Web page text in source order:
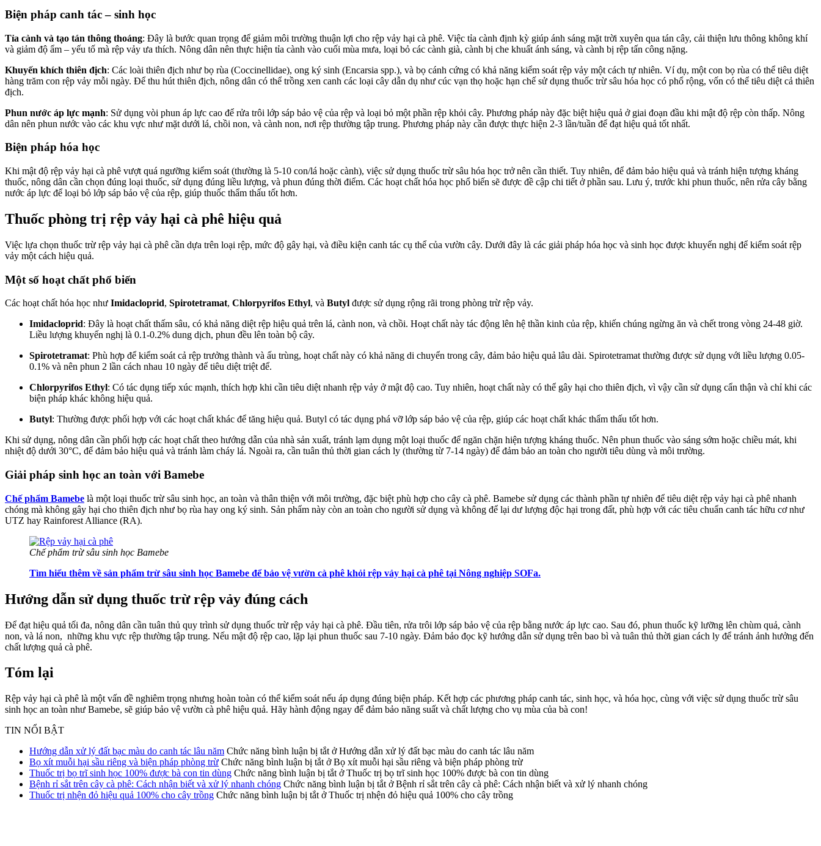
Biện pháp canh tác – sinh học
Tỉa cành và tạo tán thông thoáng: Đây là bước quan trọng để giảm môi trường thuận lợi cho rệp vảy hại cà phê. Việc tỉa cành định kỳ giúp ánh sáng mặt trời xuyên qua tán cây, cải thiện lưu thông không khí
và giảm độ ẩm – yếu tố mà rệp vảy ưa thích. Nông dân nên thực hiện tỉa cành vào cuối mùa mưa, loại bỏ các cành già, cành bị che khuất ánh sáng, và cành bị rệp tấn công nặng.
Khuyến khích thiên địch: Các loài thiên địch như bọ rùa (Coccinellidae), ong ký sinh (Encarsia spp.), và bọ cánh cứng có khả năng kiểm soát rệp vảy một cách tự nhiên. Ví dụ, một con bọ rùa có thể tiêu diệt
hàng trăm con rệp vảy mỗi ngày. Để thu hút thiên địch, nông dân có thể trồng xen canh các loại cây dẫn dụ như cúc vạn thọ hoặc hạn chế sử dụng thuốc trừ sâu hóa học có phổ rộng, vốn có thể tiêu diệt cả thiên
địch.
Phun nước áp lực mạnh: Sử dụng vòi phun áp lực cao để rửa trôi lớp sáp bảo vệ của rệp và loại bỏ một phần rệp khỏi cây. Phương pháp này đặc biệt hiệu quả ở giai đoạn đầu khi mật độ rệp còn thấp. Nông
dân nên phun nước vào các khu vực như mặt dưới lá, chồi non, và cành non, nơi rệp thường tập trung. Phương pháp này cần được thực hiện 2-3 lần/tuần để đạt hiệu quả tốt nhất.
Biện pháp hóa học
Khi mật độ rệp vảy hại cà phê vượt quá ngưỡng kiểm soát (thường là 5-10 con/lá hoặc cành), việc sử dụng thuốc trừ sâu hóa học trở nên cần thiết. Tuy nhiên, để đảm bảo hiệu quả và tránh hiện tượng kháng
thuốc, nông dân cần chọn đúng loại thuốc, sử dụng đúng liều lượng, và phun đúng thời điểm. Các hoạt chất hóa học phổ biến sẽ được đề cập chi tiết ở phần sau. Lưu ý, trước khi phun thuốc, nên rửa cây bằng
nước áp lực để loại bỏ lớp sáp bảo vệ của rệp, giúp thuốc thẩm thấu tốt hơn.
Thuốc phòng trị rệp vảy hại cà phê hiệu quả
Việc lựa chọn thuốc trừ rệp vảy hại cà phê cần dựa trên loại rệp, mức độ gây hại, và điều kiện canh tác cụ thể của vườn cây. Dưới đây là các giải pháp hóa học và sinh học được khuyến nghị để kiểm soát rệp
vảy một cách hiệu quả.
Một số hoạt chất phổ biến
Các hoạt chất hóa học như Imidacloprid, Spirotetramat, Chlorpyrifos Ethyl, và Butyl được sử dụng rộng rãi trong phòng trừ rệp vảy.
Imidacloprid: Đây là hoạt chất thấm sâu, có khả năng diệt rệp hiệu quả trên lá, cành non, và chồi. Hoạt chất này tác động lên hệ thần kinh của rệp, khiến chúng ngừng ăn và chết trong vòng 24-48 giờ.
Liều lượng khuyến nghị là 0.1-0.2% dung dịch, phun đều lên toàn bộ cây.
Spirotetramat: Phù hợp để kiểm soát cả rệp trưởng thành và ấu trùng, hoạt chất này có khả năng di chuyển trong cây, đảm bảo hiệu quả lâu dài. Spirotetramat thường được sử dụng với liều lượng 0.05-
0.1% và nên phun 2 lần cách nhau 10 ngày để tiêu diệt triệt để.
Chlorpyrifos Ethyl: Có tác dụng tiếp xúc mạnh, thích hợp khi cần tiêu diệt nhanh rệp vảy ở mật độ cao. Tuy nhiên, hoạt chất này có thể gây hại cho thiên địch, vì vậy cần sử dụng cẩn thận và chỉ khi các
biện pháp khác không hiệu quả.
Butyl: Thường được phối hợp với các hoạt chất khác để tăng hiệu quả. Butyl có tác dụng phá vỡ lớp sáp bảo vệ của rệp, giúp các hoạt chất khác thẩm thấu tốt hơn.
Khi sử dụng, nông dân cần phối hợp các hoạt chất theo hướng dẫn của nhà sản xuất, tránh lạm dụng một loại thuốc để ngăn chặn hiện tượng kháng thuốc. Nên phun thuốc vào sáng sớm hoặc chiều mát, khi
nhiệt độ dưới 30°C, để đảm bảo hiệu quả và tránh làm cháy lá. Ngoài ra, cần tuân thủ thời gian cách ly (thường từ 7-14 ngày) để đảm bảo an toàn cho người tiêu dùng và môi trường.
Giải pháp sinh học an toàn với Bamebe
Chế phẩm Bamebe là một loại thuốc trừ sâu sinh học, an toàn và thân thiện với môi trường, đặc biệt phù hợp cho cây cà phê. Bamebe sử dụng các thành phần tự nhiên để tiêu diệt rệp vảy hại cà phê nhanh
chóng mà không gây hại cho thiên địch như bọ rùa hay ong ký sinh. Sản phẩm này còn an toàn cho người sử dụng và không để lại dư lượng độc hại trong đất, phù hợp với các tiêu chuẩn canh tác hữu cơ như
UTZ hay Rainforest Alliance (RA).
Chế phẩm trừ sâu sinh học Bamebe
Tìm hiểu thêm về sản phẩm trừ sâu sinh học Bamebe để bảo vệ vườn cà phê khỏi rệp vảy hại cà phê tại Nông nghiệp SOFa.
Hướng dẫn sử dụng thuốc trừ rệp vảy đúng cách
Để đạt hiệu quả tối đa, nông dân cần tuân thủ quy trình sử dụng thuốc trừ rệp vảy hại cà phê. Đầu tiên, rửa trôi lớp sáp bảo vệ của rệp bằng nước áp lực cao. Sau đó, phun thuốc kỹ lưỡng lên chùm quả, cành
non, và lá non, những khu vực rệp thường tập trung. Nếu mật độ rệp cao, lặp lại phun thuốc sau 7-10 ngày. Đảm bảo đọc kỹ hướng dẫn sử dụng trên bao bì và tuân thủ thời gian cách ly để tránh ảnh hưởng đến
chất lượng quả cà phê.
Tóm lại
Rệp vảy hại cà phê là một vấn đề nghiêm trọng nhưng hoàn toàn có thể kiểm soát nếu áp dụng đúng biện pháp. Kết hợp các phương pháp canh tác, sinh học, và hóa học, cùng với việc sử dụng thuốc trừ sâu
sinh học an toàn như Bamebe, sẽ giúp bảo vệ vườn cà phê hiệu quả. Hãy hành động ngay để đảm bảo năng suất và chất lượng cho vụ mùa của bà con!
TIN NỔI BẬT
Hướng dẫn xử lý đất bạc màu do canh tác lâu năm Chức năng bình luận bị tắt ở Hướng dẫn xử lý đất bạc màu do canh tác lâu năm
Bọ xít muỗi hại sầu riêng và biện pháp phòng trừ Chức năng bình luận bị tắt ở Bọ xít muỗi hại sầu riêng và biện pháp phòng trừ
Thuốc trị bọ trĩ sinh học 100% được bà con tin dùng Chức năng bình luận bị tắt ở Thuốc trị bọ trĩ sinh học 100% được bà con tin dùng
Bệnh rỉ sắt trên cây cà phê: Cách nhận biết và xử lý nhanh chóng Chức năng bình luận bị tắt ở Bệnh rỉ sắt trên cây cà phê: Cách nhận biết và xử lý nhanh chóng
Thuốc trị nhện đỏ hiệu quả 100% cho cây trồng Chức năng bình luận bị tắt ở Thuốc trị nhện đỏ hiệu quả 100% cho cây trồng